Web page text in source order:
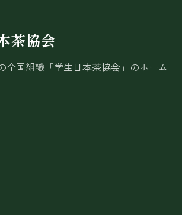
茶協会
全国組織「学生日本茶協会」のホーム